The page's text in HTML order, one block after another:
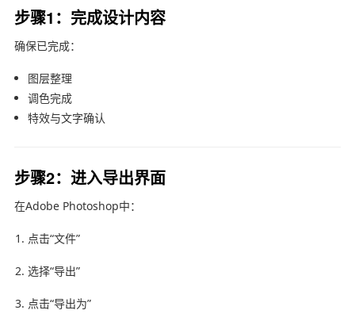
步骤1：完成设计内容
确保已完成：
图层整理
调色完成
特效与文字确认
步骤2：进入导出界面
在Adobe Photoshop中：
点击“文件”
选择“导出”
点击“导出为”